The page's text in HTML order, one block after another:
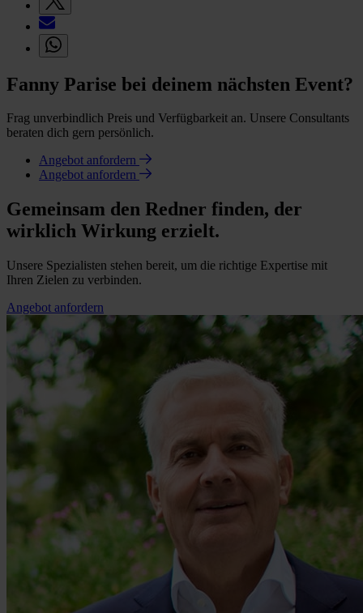
Fanny Parise bei deinem nächsten Event?
Frag unverbindlich Preis und Verfügbarkeit an. Unsere Consultants
beraten dich gern persönlich.
Angebot anfordern
Angebot anfordern
Gemeinsam den Redner finden, der
wirklich Wirkung erzielt.
Unsere Spezialisten stehen bereit, um die richtige Expertise mit
Ihren Zielen zu verbinden.
Angebot anfordern